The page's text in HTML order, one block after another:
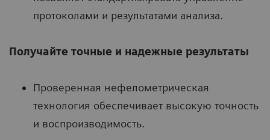
протоколами и результатами анализа.
Получайте точные и надежные результаты
Проверенная нефелометрическая
технология обеспечивает высокую точность
и воспроизводимость.